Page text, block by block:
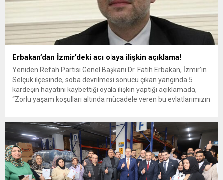
Erbakan’dan İzmir’deki acı olaya ilişkin açıklama!
Yeniden Refah Partisi Genel Başkanı Dr. Fatih Erbakan, İzmir’in
Selçuk ilçesinde, soba devrilmesi sonucu çıkan yangında 5
kardeşin hayatını kaybettiği oyala ilişkin yaptığı açıklamada,
“Zorlu yaşam koşulları altında mücadele veren bu evlatlarımızın
Yangının elektrik sobasının...